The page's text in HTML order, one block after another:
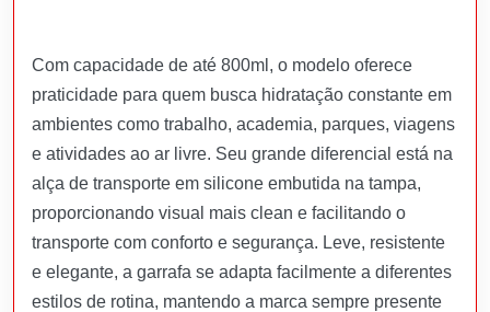
Com capacidade de até 800ml, o modelo oferece
praticidade para quem busca hidratação constante em
ambientes como trabalho, academia, parques, viagens
e atividades ao ar livre. Seu grande diferencial está na
alça de transporte em silicone embutida na tampa,
proporcionando visual mais clean e facilitando o
transporte com conforto e segurança. Leve, resistente
e elegante, a garrafa se adapta facilmente a diferentes
estilos de rotina, mantendo a marca sempre presente